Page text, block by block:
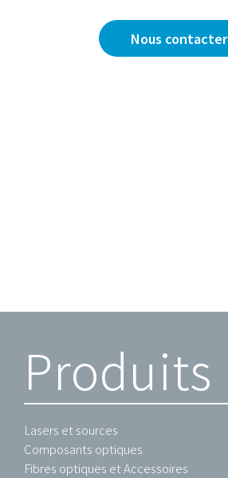
Nous contacter
Produits
Lasers et sources
Composants optiques
Fibres optiques et Accessoires